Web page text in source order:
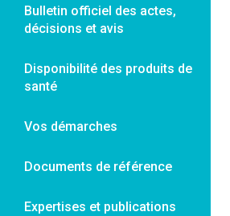
Bulletin officiel des actes,
décisions et avis
Disponibilité des produits de
santé
Vos démarches
Documents de référence
Expertises et publications